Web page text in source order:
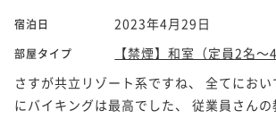
宿泊日 2023年4月29日
部屋タイプ
【禁煙】和室（定員2名～4
さすが共立リゾート系ですね、 全てにお
にバイキングは最高でした、 従業員さん